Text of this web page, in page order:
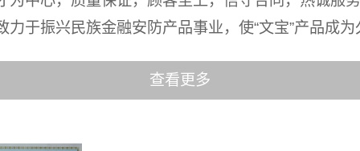
力于振兴民族金融安防产品事业，使“文宝”产品成为
查看更多